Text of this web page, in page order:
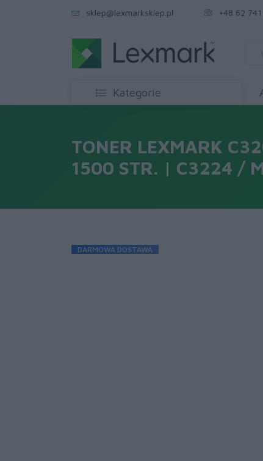
sklep@lexmarksklep.pl +48 62
Kategorie
TONER LEXMARK
1500 STR. | C3224 /
DARMOWA DOSTAWA